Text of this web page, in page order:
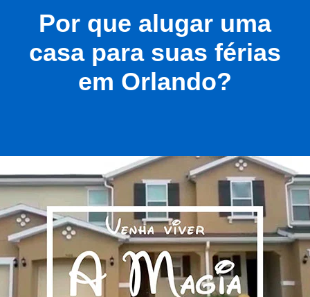
Por que alugar uma
casa para suas férias
em Orlando?